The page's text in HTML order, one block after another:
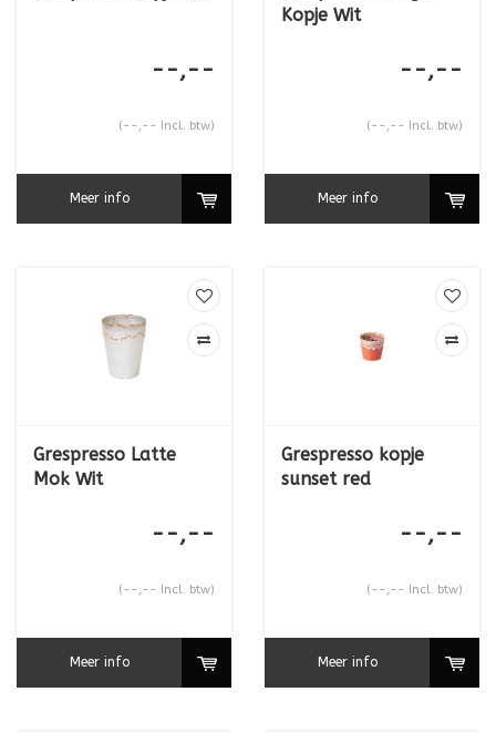
--,--
(--,-- Incl. btw)
Meer info
Kopje Wit
--,--
(--,-- Incl. btw)
Meer info
Grespresso Latte
Mok Wit
--,--
(--,-- Incl. btw)
Meer info
Grespresso kopje
sunset red
--,--
(--,-- Incl. btw)
Meer info